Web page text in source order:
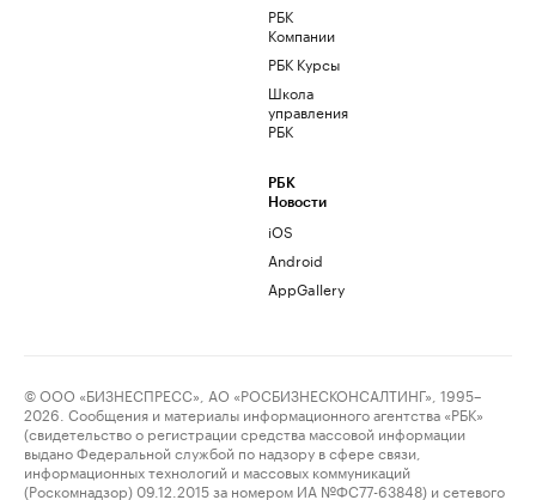
РБК
Компании
РБК Курсы
Школа
управления
РБК
РБК
Новости
iOS
Android
AppGallery
© ООО «БИЗНЕСПРЕСС», АО «РОСБИЗНЕСКОНСАЛТИНГ», 1995–
2026. Сообщения и материалы информационного агентства «РБК»
(свидетельство о регистрации средства массовой информации
выдано Федеральной службой по надзору в сфере связи,
информационных технологий и массовых коммуникаций
(Роскомнадзор) 09.12.2015 за номером ИА №ФС77-63848) и сетевого